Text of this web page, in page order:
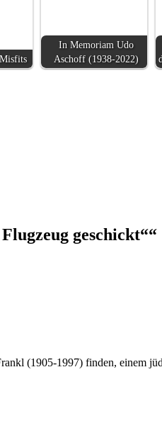
In Memoriam Udo
Aschoff (1938-2022)
geschickt““
(1905-1997) finden, einem